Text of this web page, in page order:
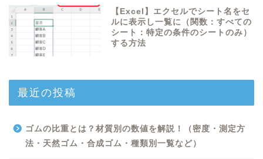
【Excel】エクセルでシート名をセ
ルに表示し一覧に（関数：すべての
シート：特定の条件のシートのみ）
する方法
最近の投稿
ゴムの比重とは？材質別の数値を解説！（密度・測定方
法・天然ゴム・合成ゴム・種類別一覧など）